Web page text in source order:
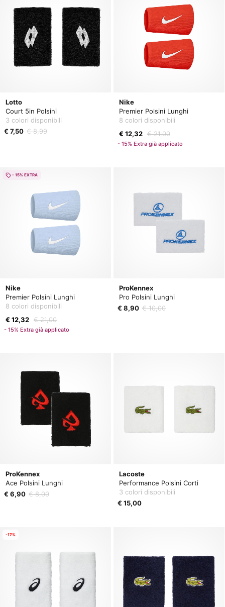
Lotto
Court 5in Polsini
3 colori disponibili
€ 7,50 € 8,99
Nike
Premier Polsini Lunghi
8 colori disponibili
€ 12,32 € 21,00
- 15% Extra già applicato
Nike
Premier Polsini Lunghi
8 colori disponibili
€ 12,32 € 21,00
- 15% Extra già applicato
- 15% EXTRA
ProKennex
Pro Polsini Lunghi
€ 8,90 € 10,00
ProKennex
Ace Polsini Lunghi
€ 6,90 € 8,00
Lacoste
Performance Polsini Corti
3 colori disponibili
€ 15,00
-17%